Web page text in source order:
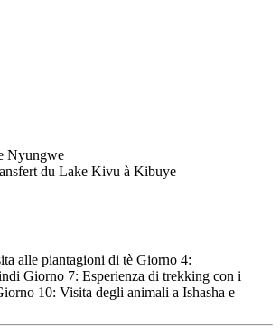
alle piantagioni di tè Giorno 4:
Giorno 7: Esperienza di trekking con i
10: Visita degli animali a Ishasha e